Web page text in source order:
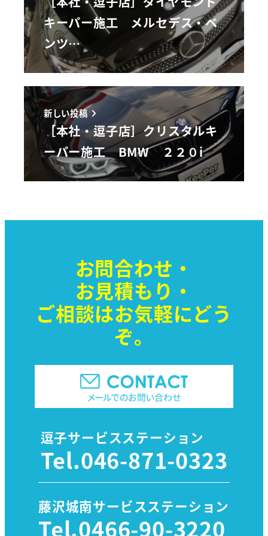
キーパー施工 メルセデス・ベ
ンツ…
新しい投稿
［本社・逗子店］クリスタルキ
ーパー施工 BMW ２２０i
お問合わせ・
お見積もり・
ご相談はお気軽にどう
ぞ。
逗子サービスステーション
Tel.046-871-0323
藤沢城南サービスステーション
Tel.0466-90-3220